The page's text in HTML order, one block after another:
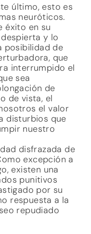
último, esto es
neuróticos.
éxito en su
y lo
posibilidad de
que
interrumpido el
sea
de
de vista, el
el valor
disturbios que
nuestro
disfrazada de
excepción a
existen una
punitivos
por su
respuesta a la
repudiado